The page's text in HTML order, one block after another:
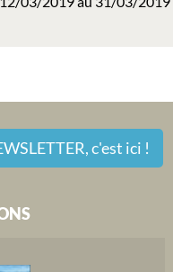
c'est ici !